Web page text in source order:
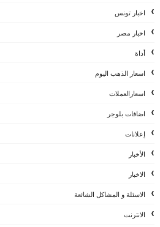
اخبار تونس
اخبار مصر
أداة
اسعار الذهب اليوم
اسعارالعملات
اضافات بلوجر
إعلانات
الأخبار
الاخبار
الاسئلة و المشاكل الشائعة
الانترنت